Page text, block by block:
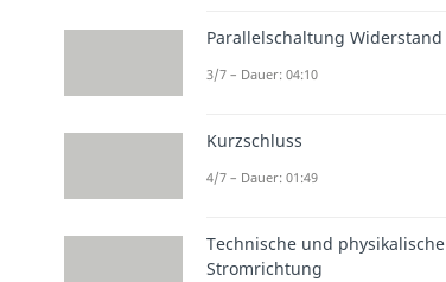
Parallelschaltung Widerstand
3/7 – Dauer: 04:10
Kurzschluss
4/7 – Dauer: 01:49
Technische und physikalische
Stromrichtung